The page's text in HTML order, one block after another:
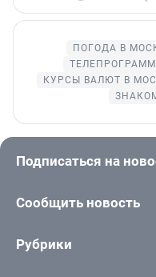
ПОГОДА В
КУРСЫ ВАЛЮТ В
Подписаться на
Сообщить новость
Рубрики